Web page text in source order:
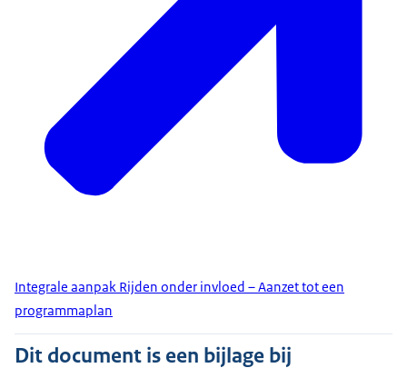
Integrale aanpak Rijden onder invloed – Aanzet tot een
programmaplan
Dit document is een bijlage bij